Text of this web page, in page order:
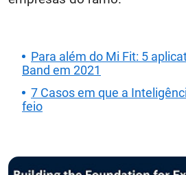
Para além do Mi Fit: 5
Band em 2021
7 Casos em que a
feio